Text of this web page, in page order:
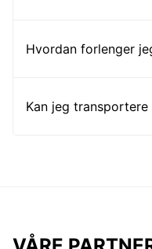
Hvordan forlenger
Kan jeg